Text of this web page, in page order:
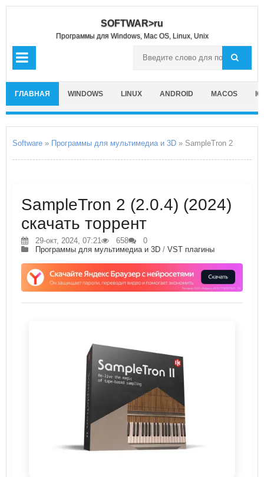
SOFTWAR>ru
Программы для Windows, Mac OS, Linux, Unix
ГЛАВНАЯ WINDOWS LINUX ANDROID MACOS
Software » Программы для мультимедиа и 3D » SampleTron 2
SampleTron 2 (2.0.4) (2024)
скачать торрент
29-окт, 2024, 07:21 658
0
Программы для мультимедиа и 3D / VST плагины